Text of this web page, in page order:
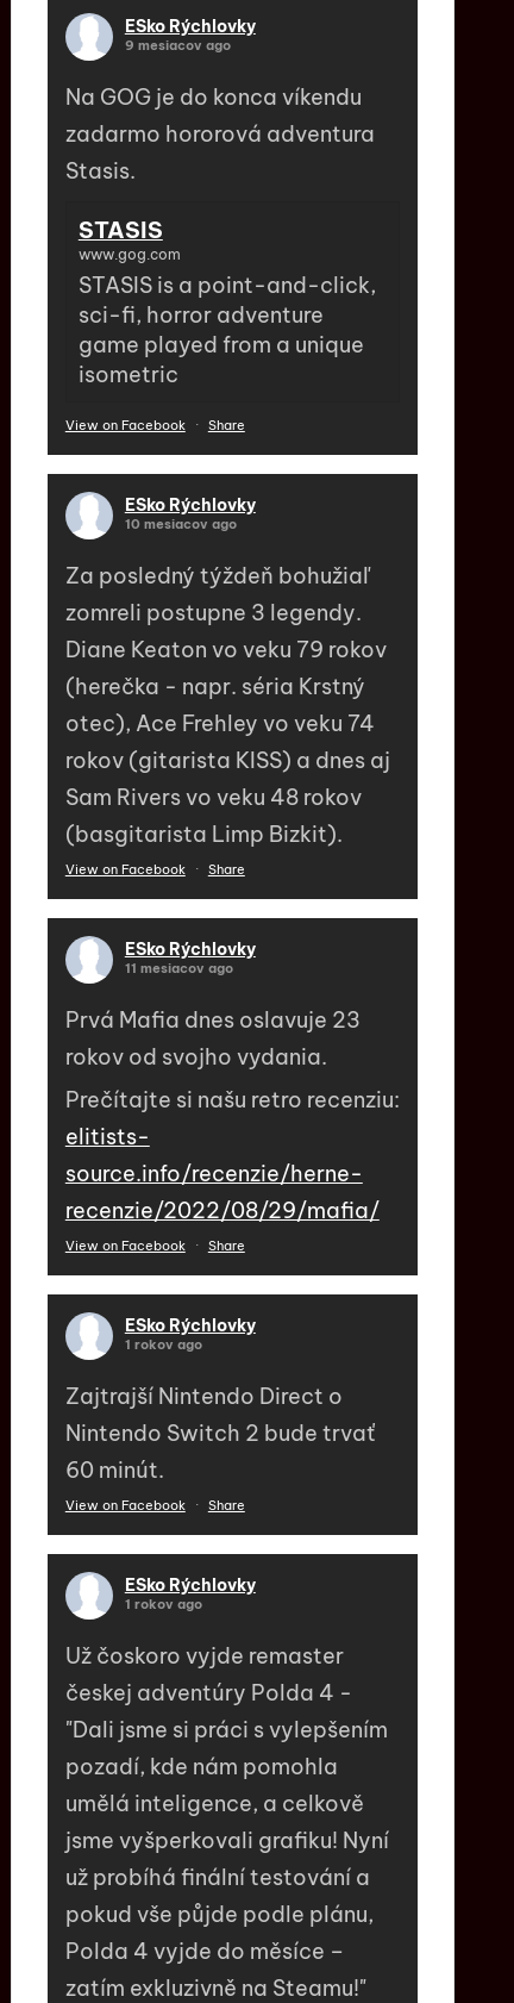
ESko Rýchlovky
9 mesiacov ago
Na GOG je do konca víkendu
zadarmo hororová adventura
Stasis.
STASIS
www.gog.com
STASIS is a point-and-click,
sci-fi, horror adventure
game played from a unique
isometric
View on Facebook · Share
ESko Rýchlovky
10 mesiacov ago
Za posledný týždeň bohužiaľ
zomreli postupne 3 legendy.
Diane Keaton vo veku 79 rokov
(herečka - napr. séria Krstný
otec), Ace Frehley vo veku 74
rokov (gitarista KISS) a dnes aj
Sam Rivers vo veku 48 rokov
(basgitarista Limp Bizkit).
View on Facebook · Share
ESko Rýchlovky
11 mesiacov ago
Prvá Mafia dnes oslavuje 23
rokov od svojho vydania.
Prečítajte si našu retro recenziu:
elitists-
source.info/recenzie/herne-
recenzie/2022/08/29/mafia/
View on Facebook · Share
ESko Rýchlovky
1 rokov ago
Zajtrajší Nintendo Direct o
Nintendo Switch 2 bude trvať
60 minút.
View on Facebook · Share
ESko Rýchlovky
1 rokov ago
Už čoskoro vyjde remaster
českej adventúry Polda 4 -
"Dali jsme si práci s vylepšením
pozadí, kde nám pomohla
umělá inteligence, a celkově
jsme vyšperkovali grafiku! Nyní
už probíhá finální testování a
pokud vše půjde podle plánu,
Polda 4 vyjde do měsíce –
zatím exkluzivně na Steamu!"